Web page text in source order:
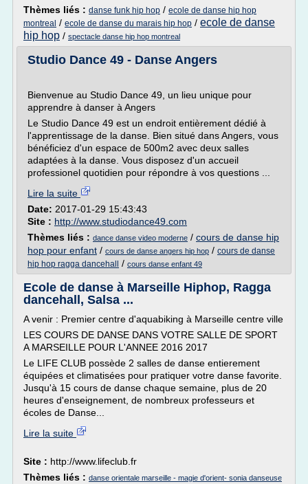
Thèmes liés : danse funk hip hop / ecole de danse hip hop
montreal / ecole de danse du marais hip hop / ecole de danse
hip hop / spectacle danse hip hop montreal
Studio Dance 49 - Danse Angers
Bienvenue au Studio Dance 49, un lieu unique pour
apprendre à danser à Angers
Le Studio Dance 49 est un endroit entièrement dédié à
l'apprentissage de la danse. Bien situé dans Angers, vous
bénéficiez d'un espace de 500m2 avec deux salles
adaptées à la danse. Vous disposez d'un accueil
professionel quotidien pour répondre à vos questions ...
Lire la suite
Date: 2017-01-29 15:43:43
Site : http://www.studiodance49.com
Thèmes liés : dance danse video moderne / cours de danse hip
hop pour enfant / cours de danse angers hip hop / cours de danse
hip hop ragga dancehall
/ cours danse enfant 49
Ecole de danse à Marseille Hiphop, Ragga
dancehall, Salsa ...
A venir : Premier centre d'aquabiking à Marseille centre ville
LES COURS DE DANSE DANS VOTRE SALLE DE SPORT
A MARSEILLE POUR L'ANNEE 2016 2017
Le LIFE CLUB possède 2 salles de danse entierement
équipées et climatisées pour pratiquer votre danse favorite.
Jusqu'à 15 cours de danse chaque semaine, plus de 20
heures d'enseignement, de nombreux professeurs et
écoles de Danse...
Lire la suite
Site : http://www.lifeclub.fr
Thèmes liés : danse orientale marseille - magie d'orient- sonia danseuse